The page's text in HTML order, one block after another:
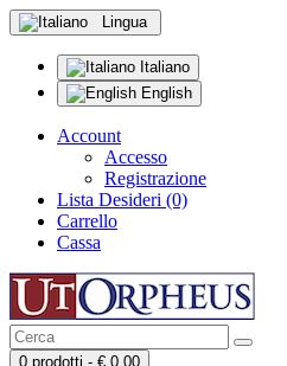
Lingua
Italiano
English
Account
Accesso
Registrazione
Lista Desideri (0)
Carrello
Cassa
0 prodotti - € 0,00